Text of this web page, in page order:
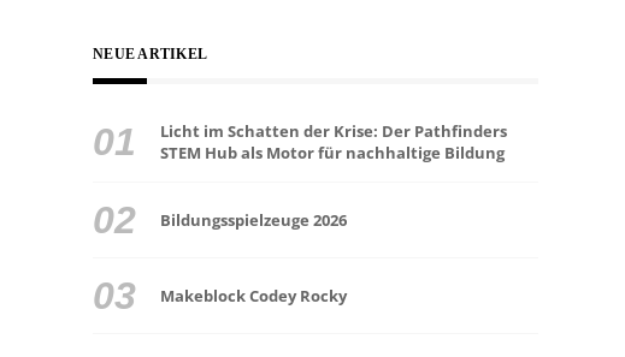
NEUE ARTIKEL
Licht im Schatten der Krise: Der Pathfinders
STEM Hub als Motor für nachhaltige Bildung
Bildungsspielzeuge 2026
Makeblock Codey Rocky